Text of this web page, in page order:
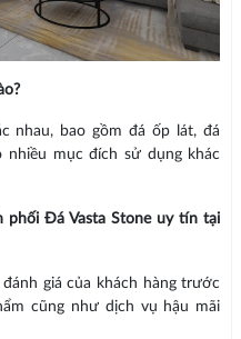
nhau, bao gồm đá ốp lát, đá
mục đích sử dụng khác
phối Đá Vasta Stone uy tín tại
giá của khách hàng trước
cũng như dịch vụ hậu mãi